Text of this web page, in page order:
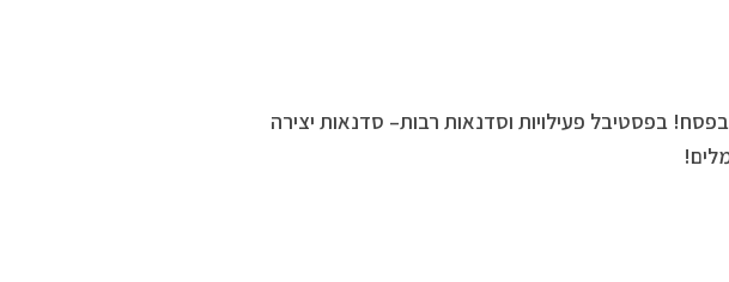
בפסח! בפסטיבל פעילויות וסדנאות רבות– סדנאות יצירה